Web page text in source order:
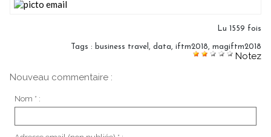
Lu 1559 fois
Tags : business travel , data, iftm2018, magiftm2018
Notez
Nouveau commentaire :
Nom * :